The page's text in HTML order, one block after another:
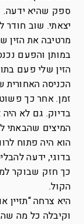
ספק שהיא ידעה.
יצאתי. שוב חודר
מרטיבה את הזין
במותן והפעם
הזין שלי פעם
הכניסה
זמן. אחר כך
בדיוק. גם לא
המיצים שהבאתי
הוא היה פתוח
בדוגי, ידעה
כך חזק שבוקר
הקול.
וקיבלה כל מה